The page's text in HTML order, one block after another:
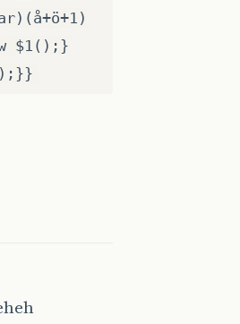
$1();}